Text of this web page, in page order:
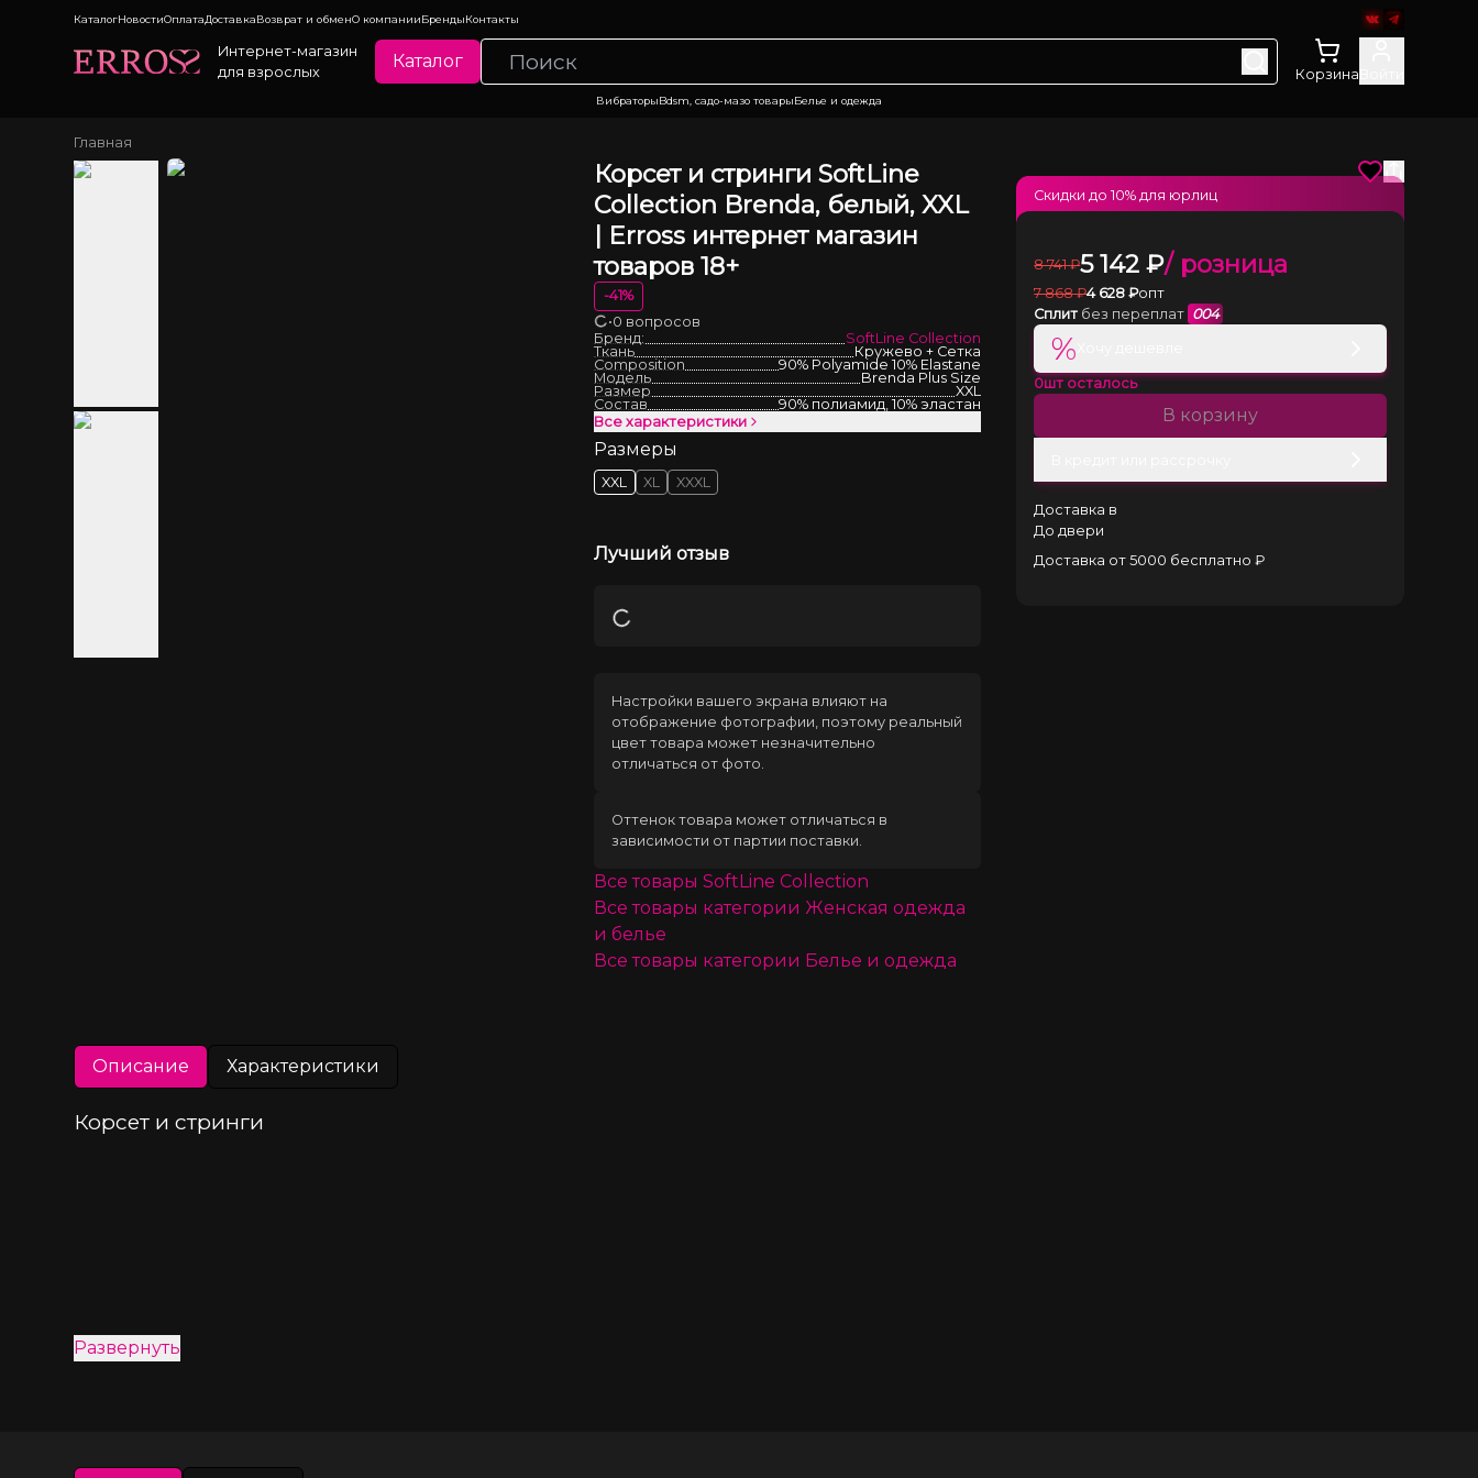
КаталогНовостиОплатаДоставкаВозврат и обменО компанииБрендыКонтакты
Интернет-магазин
для взрослых
Каталог
Корзина
ВибраторыBdsm, садо-мазо товарыБелье и одежда
Главная
Корсет и стринги SoftLine
Collection Brenda, белый, XXL
| Erross интернет магазин
товаров 18+
-41%
Загрузка
•0 вопросов
Бренд:
SoftLine Collection
Ткань
Кружево + Сетка
Composition
90% Polyamide 10% Elastane
Модель
Brenda Plus Size
Размер
XXL
Состав
90% полиамид, 10% эластан
Все характеристики
Размеры
XXL XL XXXL
Лучший отзыв
Загрузка
Настройки вашего экрана влияют на
отображение фотографии, поэтому реальный
цвет товара может незначительно
отличаться от фото.
Оттенок товара может отличаться в
зависимости от партии поставки.
Все товары SoftLine Collection
Все товары категории Женская одежда
и белье
Все товары категории Белье и одежда
8 741 ₽5 142 ₽/ розница
7 868 ₽4 628 ₽опт
Сплит без переплат 004
%
0шт осталось
В корзину
Доставка в
До двери
Доставка от 5000 бесплатно ₽
Скидки до10% для юрлиц
Описание Характеристики
Корсет и стринги
Развернуть